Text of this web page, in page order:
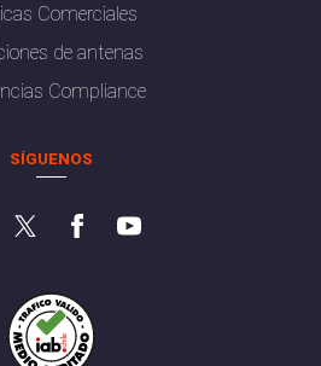
Comerciales
de antenas
Compliance
SÍGUENOS